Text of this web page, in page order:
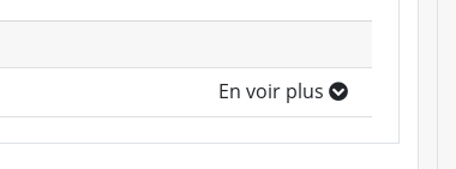
En voir plus